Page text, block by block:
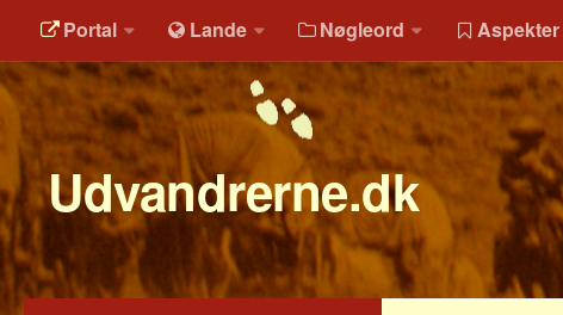
Portal Lande Nøgleord Aspekter
Udvandrerne.dk